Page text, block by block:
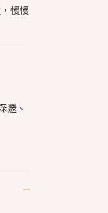
慢慢
邃、